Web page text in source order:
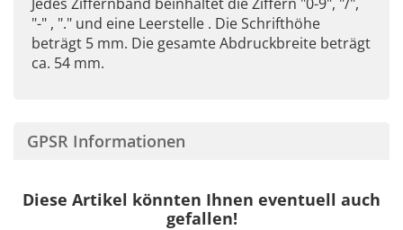
"-" , "." und eine Leerstelle . Die Schrifthöhe
beträgt 5 mm. Die gesamte Abdruckbreite beträgt
ca. 54 mm.
GPSR Informationen
Diese Artikel könnten Ihnen eventuell auch
gefallen!